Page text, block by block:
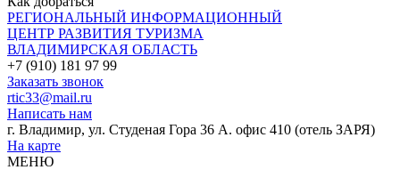
РЕГИОНАЛЬНЫЙ ИНФОРМАЦИОННЫЙ
ЦЕНТР РАЗВИТИЯ ТУРИЗМА
ВЛАДИМИРСКАЯ ОБЛАСТЬ
+7 (910) 181 97 99
Заказать звонок
rtic33@mail.ru
Написать нам
г. Владимир, ул. Студеная Гора 36 А. офис 410 (отель ЗАРЯ)
На карте
МЕНЮ